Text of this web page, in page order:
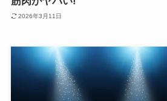
2026年3月11日